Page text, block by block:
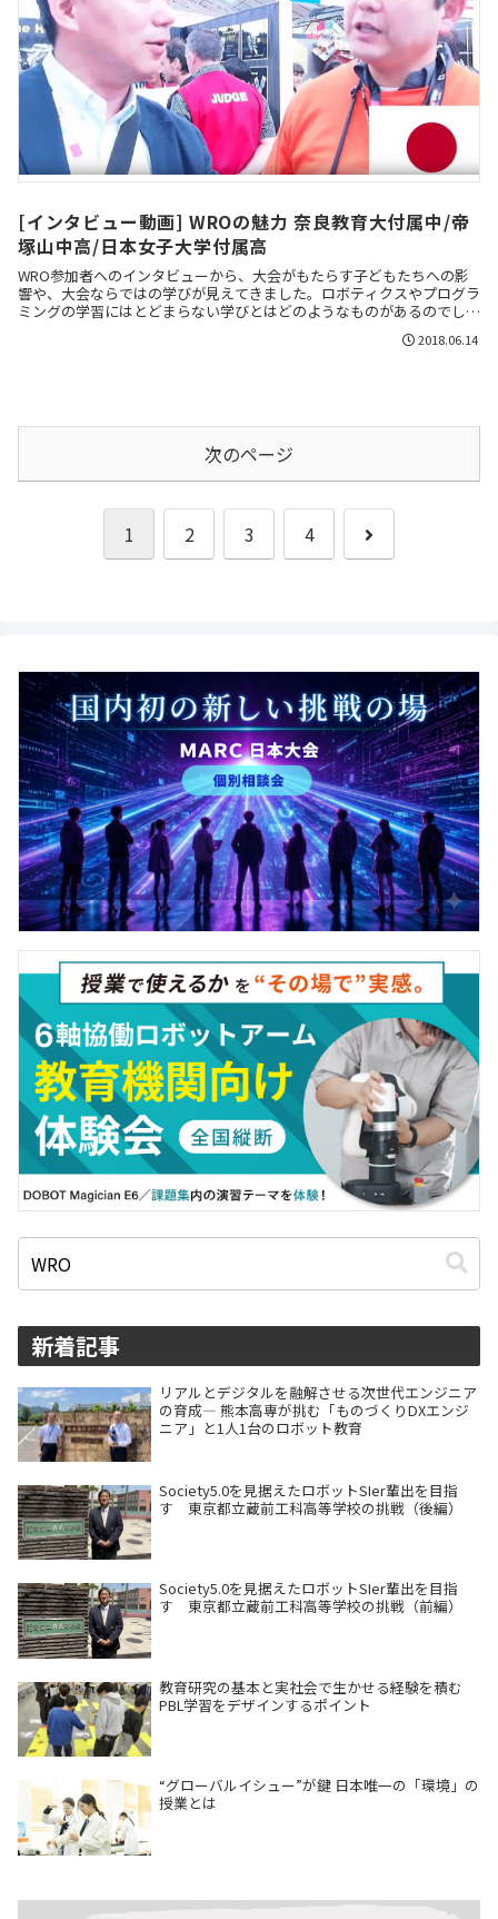
[インタビュー動画] WROの魅力 奈良教育大付属中/帝
塚山中高/日本女子大学付属高
WRO参加者へのインタビューから、大会がもたらす子どもたちへの影
響や、大会ならではの学びが見えてきました。ロボティクスやプログラ
ミングの学習にはとどまらない学びとはどのようなものがあるのでしょ
2018.06.14
次のページ
1 2 3 4
次
新着記事
リアルとデジタルを融解させる次世代エンジニア
の育成― 熊本高専が挑む「ものづくりDXエンジ
ニア」と1人1台のロボット教育
Society5.0を見据えたロボットSIer輩出を目指
す 東京都立蔵前工科高等学校の挑戦（後編）
Society5.0を見据えたロボットSIer輩出を目指
す 東京都立蔵前工科高等学校の挑戦（前編）
教育研究の基本と実社会で生かせる経験を積む
PBL学習をデザインするポイント
“グローバルイシュー”が鍵 日本唯一の「環境」の
授業とは